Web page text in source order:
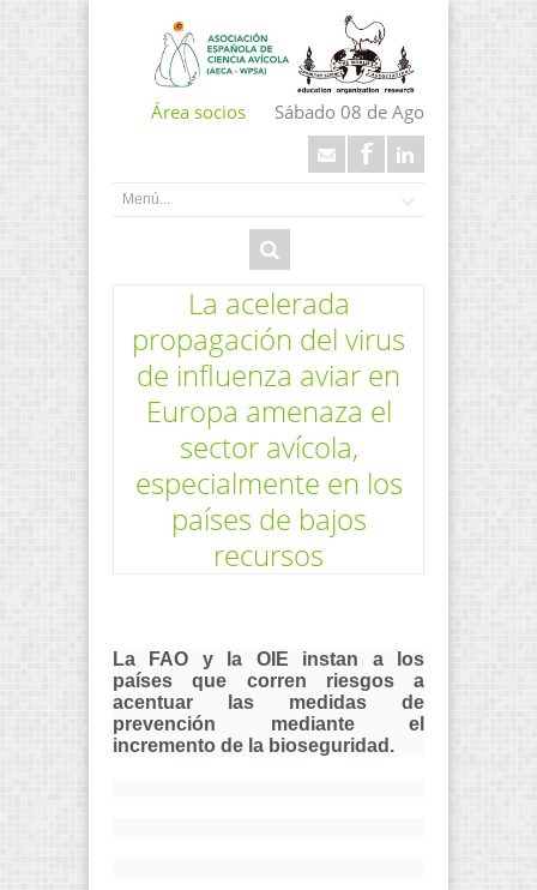
Área socios Sábado 08 de Ago
La acelerada
propagación del virus
de influenza aviar en
Europa amenaza el
sector avícola,
especialmente en los
países de bajos
recursos
La FAO y la OIE instan a los
países que corren riesgos a
acentuar las medidas de
prevención mediante el
incremento de la bioseguridad.